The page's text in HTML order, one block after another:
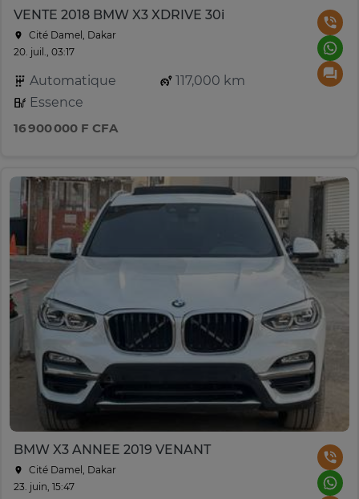
VENTE 2018 BMW X3 XDRIVE 30i
Cité Damel, Dakar
20. juil., 03:17
Automatique
117,000 km
Essence
16 900 000 F CFA
BMW X3 ANNEE 2019 VENANT
Cité Damel, Dakar
23. juin, 15:47